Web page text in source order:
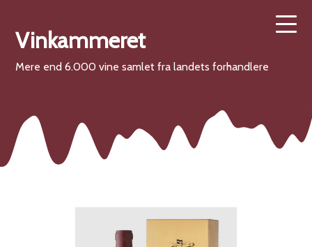
Vinkammeret
Mere end 6.000 vine samlet fra landets forhandlere